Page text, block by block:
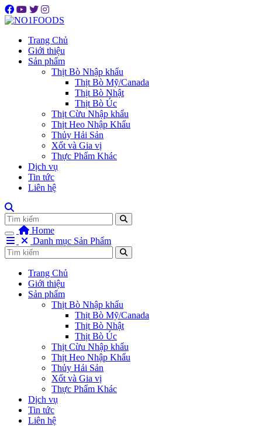
Trang Chủ
Giới thiệu
Sản phẩm
Thịt Bò Nhập khẩu
Thịt Bò Mỹ/Canada
Thịt Bò Nhật
Thịt Bò Úc
Thịt Cừu Nhập khẩu
Thịt Heo Nhập Khẩu
Thủy Hải Sản
Xốt và Gia vị
Thực Phẩm Khác
Dịch vụ
Tin tức
Liên hệ
Home
Danh mục Sản Phẩm
Trang Chủ
Giới thiệu
Sản phẩm
Thịt Bò Nhập khẩu
Thịt Bò Mỹ/Canada
Thịt Bò Nhật
Thịt Bò Úc
Thịt Cừu Nhập khẩu
Thịt Heo Nhập Khẩu
Thủy Hải Sản
Xốt và Gia vị
Thực Phẩm Khác
Dịch vụ
Tin tức
Liên hệ